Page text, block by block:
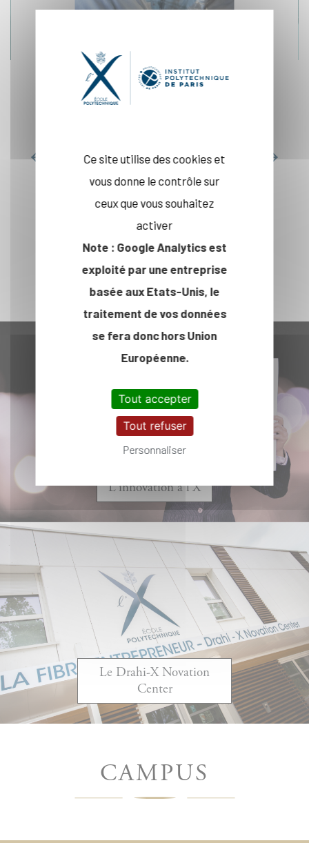
Recherche
partenariale
En savoir plus
INNOVATION
L'innovation à l'X
Le Drahi-X Novation
Center
CAMPUS
Ce site utilise des cookies et
vous donne le contrôle sur
ceux que vous souhaitez
activer
Note : Google Analytics est
exploité par une entreprise
basée aux Etats-Unis, le
traitement de vos données
se fera donc hors Union
Européenne.
Tout accepter
Tout refuser
Personnaliser